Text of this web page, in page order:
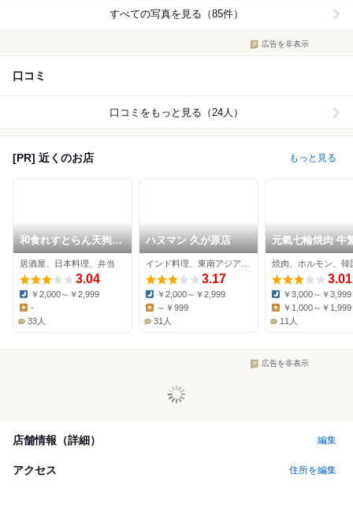
すべての写真を見る（85件）
広告を非表示
口コミ
口コミをもっと見る（24人）
[PR] 近くのお店 もっと見る
和食れすとらん天狗
雪が谷大塚店
居酒屋、日本料理、弁当
3.04
Dinner:
￥2,000～￥2,999
Lunch:
-
33人
ハヌマン 久が原店
3.17
Dinner:
￥2,000～￥2,999
Lunch:
～￥999
31人
元氣七輪焼肉 牛
上店
焼肉、ホルモン、韓
3.01
Dinner:
￥3,000～￥3,999
Lunch:
￥1,000～￥1,999
11人
広告を非表示
店舗情報（詳細） 編集
アクセス 住所を編集